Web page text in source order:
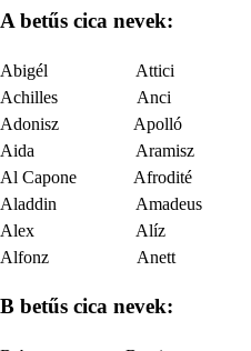
A betűs cica nevek:
Abigél Attici
Achilles Anci
Adonisz Apolló
Aida Aramisz
Al Capone Afrodité
Aladdin Amadeus
Alex Alíz
Alfonz Anett
B betűs cica nevek: